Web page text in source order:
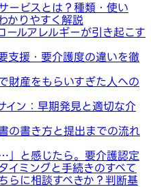
ービスとは？種類・使い
かりやすく解説
ールアレルギーが引き起こす
支援・要介護度の違いを徹
財産をもらいすぎた人への
イン：早期発見と適切な介
の書き方と提出までの流れ
」と感じたら。要介護認定
イミングと手続きのすべて
らに相談すべきか？判断基